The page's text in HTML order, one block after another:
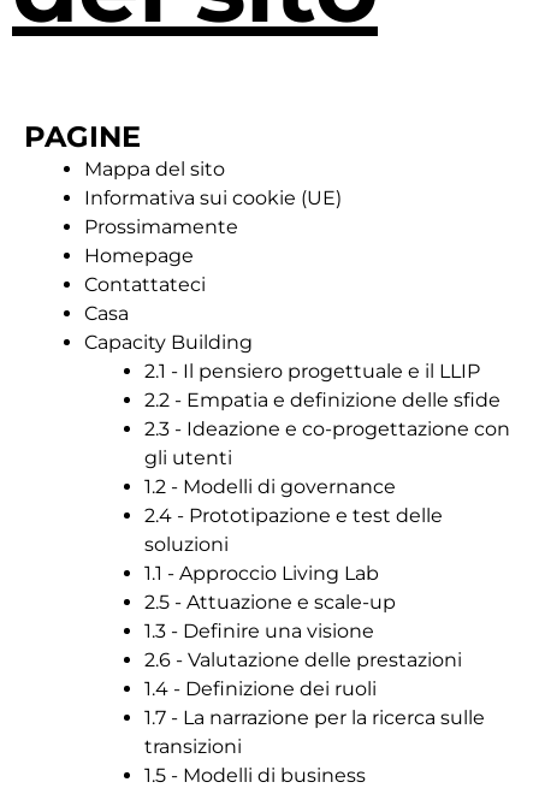
PAGINE
Mappa del sito
Informativa sui cookie (UE)
Prossimamente
Homepage
Contattateci
Casa
Capacity Building
2.1 - Il pensiero progettuale e il LLIP
2.2 - Empatia e definizione delle sfide
2.3 - Ideazione e co-progettazione con
gli utenti
1.2 - Modelli di governance
2.4 - Prototipazione e test delle
soluzioni
1.1 - Approccio Living Lab
2.5 - Attuazione e scale-up
1.3 - Definire una visione
2.6 - Valutazione delle prestazioni
1.4 - Definizione dei ruoli
1.7 - La narrazione per la ricerca sulle
transizioni
1.5 - Modelli di business